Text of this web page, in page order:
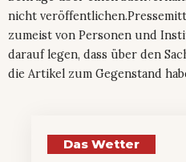
nicht
zumeist von Personen und
darauf legen, dass über den
die Artikel zum Gegenstand
Das Wetter